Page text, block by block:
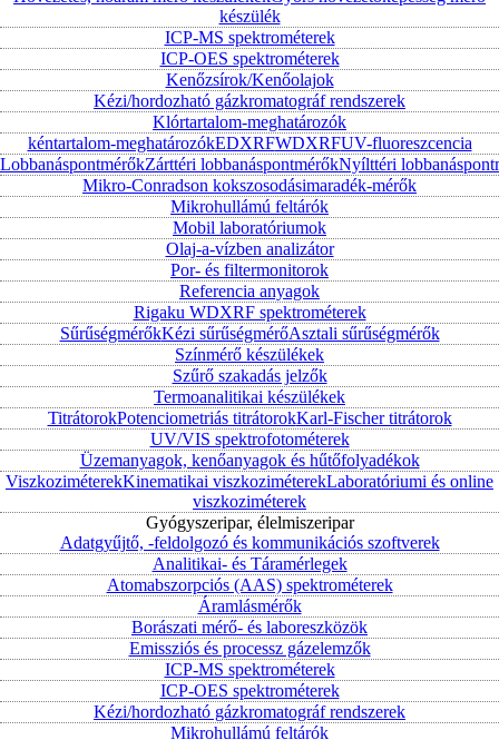
készülék
ICP-MS spektrométerek
ICP-OES spektrométerek
Kenőzsírok/Kenőolajok
Kézi/hordozható gázkromatográf rendszerek
Klórtartalom-meghatározók
kéntartalom-meghatározókEDXRFWDXRFUV-fluoreszcencia
LobbanáspontmérőkZárttéri lobbanáspontmérőkNyílttéri
Mikro-Conradson kokszosodásimaradék-mérők
Mikrohullámú feltárók
Mobil laboratóriumok
Olaj-a-vízben analizátor
Por- és filtermonitorok
Referencia anyagok
Rigaku WDXRF spektrométerek
SűrűségmérőkKézi sűrűségmérőAsztali sűrűségmérők
Színmérő készülékek
Szűrő szakadás jelzők
Termoanalitikai készülékek
TitrátorokPotenciometriás titrátorokKarl-Fischer titrátorok
UV/VIS spektrofotométerek
Üzemanyagok, kenőanyagok és hűtőfolyadékok
ViszkoziméterekKinematikai viszkoziméterekLaboratóriumi és online
viszkoziméterek
Gyógyszeripar, élelmiszeripar
Adatgyűjtő, -feldolgozó és kommunikációs szoftverek
Analitikai- és Táramérlegek
Atomabszorpciós (AAS) spektrométerek
Áramlásmérők
Borászati mérő- és laboreszközök
Emissziós és processz gázelemzők
ICP-MS spektrométerek
ICP-OES spektrométerek
Kézi/hordozható gázkromatográf rendszerek
Mikrohullámú feltárók